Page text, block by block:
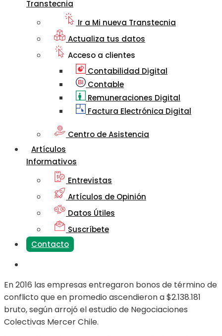
Transtecnia
Ir a Mi nueva Transtecnia
Actualiza tus datos
Acceso a clientes
Contabilidad Digital
Contable
Remuneraciones Digital
Factura Electrónica Digital
Centro de Asistencia
Artículos
Informativos
Entrevistas
Artículos de Opinión
Datos Útiles
Suscríbete
Contacto
En 2016 las empresas entregaron bonos de término de
conflicto que en promedio ascendieron a $2.138.181
bruto, según arrojó el estudio de Negociaciones
Colectivas Mercer Chile.